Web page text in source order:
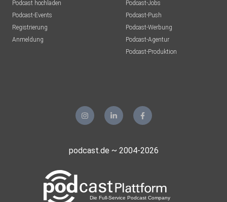
Podcast hochladen
Podcast-Events
Registrierung
Anmeldung
Podcast-Jobs
Podcast-Push
Podcast-Werbung
Podcast-Agentur
Podcast-Produktion
podcast.de ~ 2004-2026